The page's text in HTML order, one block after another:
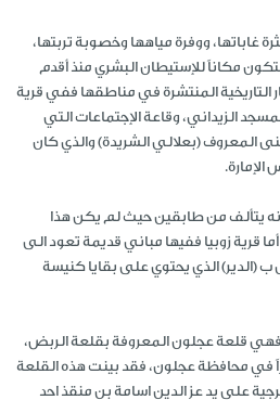
غاباتها، ووفرة مياهها وخصوبة تربتها،
مكاناً للإستيطان البشري منذ أقدم
التاريخية المنتشرة في مناطقها ففي قرية
الزيداني، وقاعة الإجتماعات التي
المبنى المعروف (بعلالي الشريدة) والذي كان
يتألف من طابقين حيث لم يكن هذا
قرية زوبيا ففيها مباني قديمة تعود الى
(الدير) الذي يحتوي على بقايا كنيسة
فهي قلعة عجلون المعروفة بقلعة الربض،
في محافظة عجلون، فقد بينت هذه القلعة
على يد عز الدين اسامة بن منقذ احد